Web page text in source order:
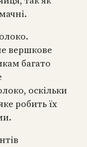
вершкове
багато
оскільки
робить їх